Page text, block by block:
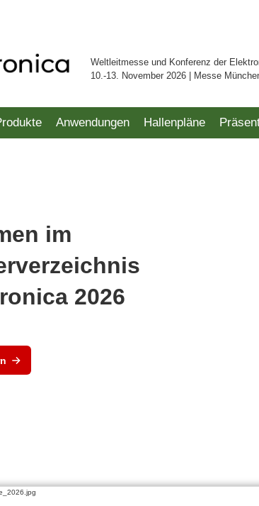
Weltleitmesse und Konferenz der
10.-13. November 2026 | Messe
Anwendungen Hallenpläne
im
2026